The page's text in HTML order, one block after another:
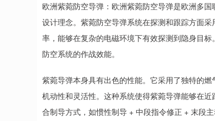
欧洲紫菀防空导弹：欧洲紫菀防空导弹是欧洲多
设计理念。紫菀防空导弹系统在探测和跟踪方面
率，能够在复杂的电磁环境下有效探测到隐身目
防空系统的作战效能。
紫菀导弹本身具有出色的性能。它采用了独特的
机动性和灵活性。这种系统使得紫菀导弹能够在
合制导方式，如惯性制导 + 中段指令修正 + 末段